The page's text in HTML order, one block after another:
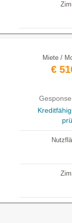
Miete /
€